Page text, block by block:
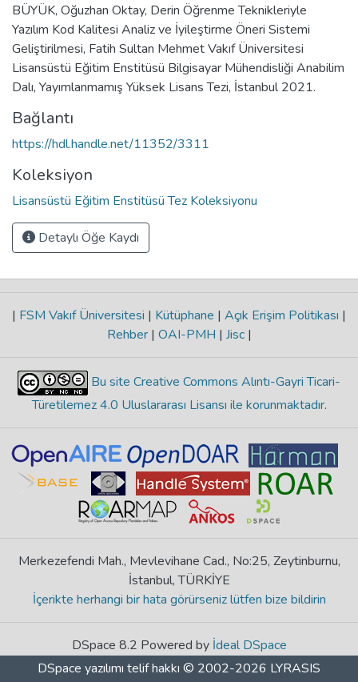
BÜYÜK, Oğuzhan Oktay, Derin Öğrenme Teknikleriyle
Yazılım Kod Kalitesi Analiz ve İyileştirme Öneri Sistemi
Geliştirilmesi, Fatih Sultan Mehmet Vakıf Üniversitesi
Lisansüstü Eğitim Enstitüsü Bilgisayar Mühendisliği Anabilim
Dalı, Yayımlanmamış Yüksek Lisans Tezi, İstanbul 2021.
Bağlantı
https://hdl.handle.net/11352/3311
Koleksiyon
Lisansüstü Eğitim Enstitüsü Tez Koleksiyonu
Detaylı Öğe Kaydı
| FSM Vakıf Üniversitesi | Kütüphane | Açık Erişim Politikası |
Rehber | OAI-PMH | Jisc |
Bu site Creative Commons Alıntı-Gayri Ticari-
Türetilemez 4.0 Uluslararası Lisansı ile korunmaktadır.
Merkezefendi Mah., Mevlevihane Cad., No:25, Zeytinburnu,
İstanbul, TÜRKİYE
İçerikte herhangi bir hata görürseniz lütfen bize bildirin
DSpace 8.2 Powered by İdeal DSpace
DSpace yazılımı telif hakkı © 2002-2026 LYRASIS